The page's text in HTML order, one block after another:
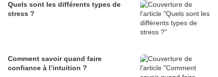
Quels sont les différents types de
stress ?
Comment savoir quand faire
confiance à l’intuition ?